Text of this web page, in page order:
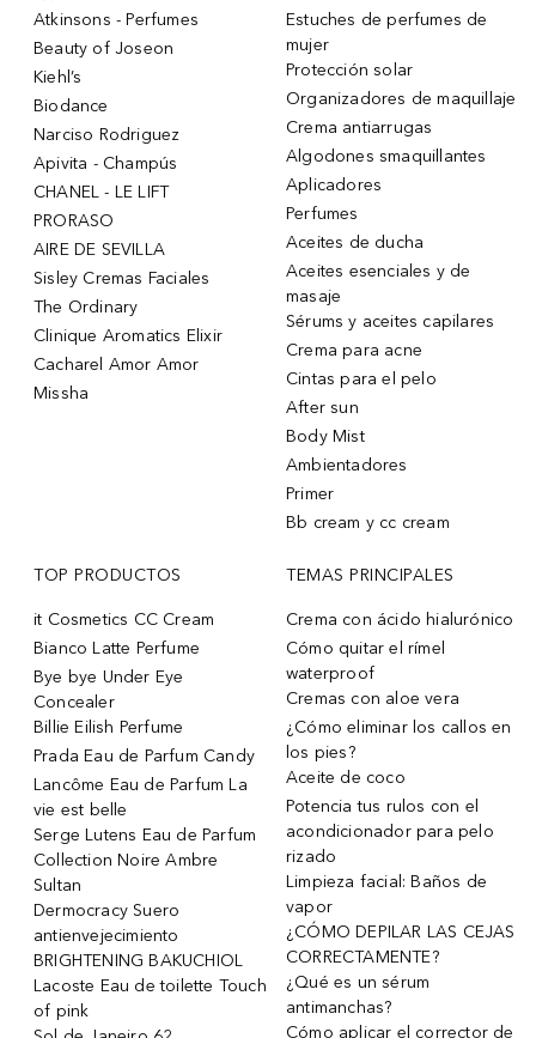
Atkinsons - Perfumes
Beauty of Joseon
Kiehl’s
Biodance
Narciso Rodriguez
Apivita - Champús
CHANEL - LE LIFT
PRORASO
AIRE DE SEVILLA
Sisley Cremas Faciales
The Ordinary
Clinique Aromatics Elixir
Cacharel Amor Amor
Missha
Estuches de perfumes de
mujer
Protección solar
Organizadores de maquillaje
Crema antiarrugas
Algodones smaquillantes
Aplicadores
Perfumes
Aceites de ducha
Aceites esenciales y de
masaje
Sérums y aceites capilares
Crema para acne
Cintas para el pelo
After sun
Body Mist
Ambientadores
Primer
Bb cream y cc cream
TOP PRODUCTOS
it Cosmetics CC Cream
Bianco Latte Perfume
Bye bye Under Eye
Concealer
Billie Eilish Perfume
Prada Eau de Parfum Candy
Lancôme Eau de Parfum La
vie est belle
Serge Lutens Eau de Parfum
Collection Noire Ambre
Sultan
Dermocracy Suero
antienvejecimiento
BRIGHTENING BAKUCHIOL
Lacoste Eau de toilette Touch
of pink
TEMAS PRINCIPALES
Crema con ácido hialurónico
Cómo quitar el rímel
waterproof
Cremas con aloe vera
¿Cómo eliminar los callos en
los pies?
Aceite de coco
Potencia tus rulos con el
acondicionador para pelo
rizado
Limpieza facial: Baños de
vapor
¿CÓMO DEPILAR LAS CEJAS
CORRECTAMENTE?
¿Qué es un sérum
antimanchas?
Cómo aplicar el corrector de